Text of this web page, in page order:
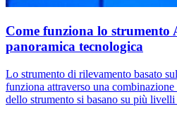
Come funziona lo strumento
panoramica tecnologica
Lo strumento di rilevamento basato
funziona attraverso una
dello strumento si basano su più